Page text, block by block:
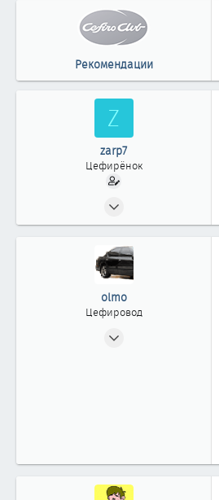
Рекомендации
Z
zarp7
Цефирёнок
12
olmo
Цефировод